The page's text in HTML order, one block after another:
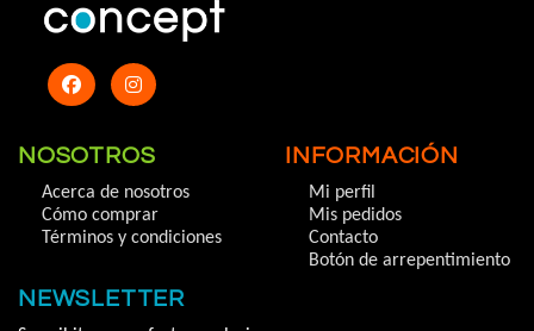
NOSOTROS
Acerca de nosotros
Cómo comprar
Términos y condiciones
INFORMACIÓN
Mi perfil
Mis pedidos
Contacto
Botón de arrepentimiento
NEWSLETTER